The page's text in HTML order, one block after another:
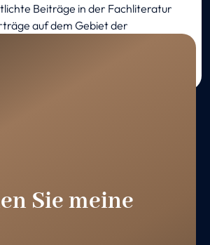
Beiträge in der Fachliteratur
auf dem Gebiet der
Sie meine